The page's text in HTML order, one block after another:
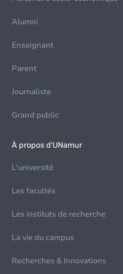
Alumni
Enseignant
Parent
Journaliste
Grand public
À propos d'UNamur
L'université
Les facultés
Les instituts de recherche
La vie du campus
Recherches & Innovations